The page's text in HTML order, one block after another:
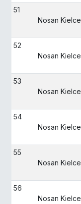
51
Nosan Kielce
52
Nosan Kielce
53
Nosan Kielce
54
Nosan Kielce
55
Nosan Kielce
56
Nosan Kielce